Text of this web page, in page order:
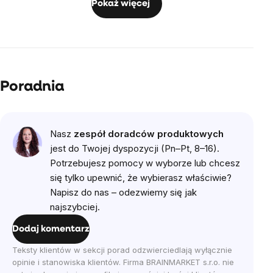
Pokaż więcej
Poradnia
Nasz zespół doradców produktowych
jest do Twojej dyspozycji (Pn–Pt, 8–16).
Potrzebujesz pomocy w wyborze lub chcesz
się tylko upewnić, że wybierasz właściwie?
Napisz do nas – odezwiemy się jak
najszybciej.
Dodaj komentarz
Teksty klientów w sekcji porad odzwierciedlają wyłącznie
opinie i stanowiska klientów. Firma BRAINMARKET s.r.o. nie